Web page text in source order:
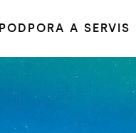
PODPORA A SERVIS